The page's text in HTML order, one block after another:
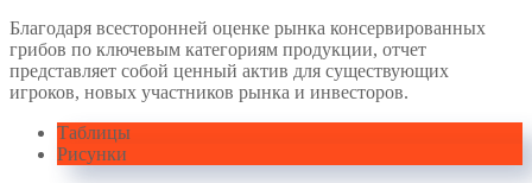
Благодаря всесторонней оценке рынка консервированных
грибов по ключевым категориям продукции, отчет
представляет собой ценный актив для существующих
игроков, новых участников рынка и инвесторов.
Таблицы
Рисунки